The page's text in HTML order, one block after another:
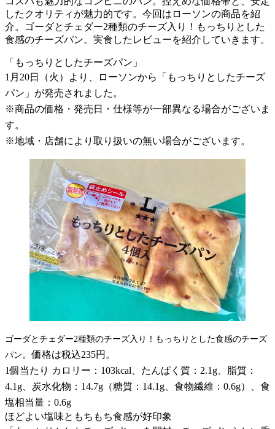
したクオリティが魅力的です。今回はローソンの商品を紹
介。ゴーダとチェダー2種類のチーズ入り！もっちりとした
食感のチーズパン。実食したレビューを紹介していきます。
「もっちりとしたチーズパン」
1月20日（火）より、ローソンから「もっちりとしたチーズ
パン」が発売されました。
※商品の価格・発売日・仕様等が一部異なる場合がございま
す。
※地域・店舗により取り扱いの無い場合がございます。
ゴーダとチェダー2種類のチーズ入り！もっちりとした食感のチーズ
パン 。価格は税込235円。
1個当たり カロリー：103kcal、たんぱく質：2.1g、脂質：
4.1g、炭水化物：14.7g（糖質：14.1g、食物繊維：0.6g）、食
塩相当量：0.6g
ほどよい塩味ともちもち食感が好印象